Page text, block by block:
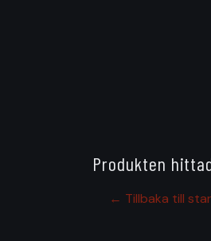
Produkten
← Tillbaka till